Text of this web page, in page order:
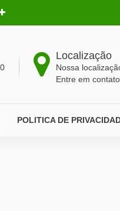
Localização
Nossa
Entre em contato
POLITICA DE